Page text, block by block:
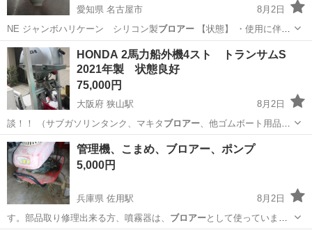
愛知県 名古屋市
8月2日
NE ジャンボハリケーン シリコン製ブロアー【状態】 ・使用に伴
う…
愛知 名古屋市 その他 ブロアー
HONDA 2馬力船外機4スト トランサムS
2021年製 状態良好
75,000円
大阪府 狭山駅
8月2日
談！！ （サブガソリンタンク、マキタ ブロアー、他ゴムボート用品）
定価、新品で…
大阪 大阪狭山市 狭山駅 その他
管理機、こまめ、ブロアー、ポンプ
5,000円
兵庫県 佐用駅
8月2日
す。部品取り修理出来る方、噴霧器は、 ブロアーとして使っていまし